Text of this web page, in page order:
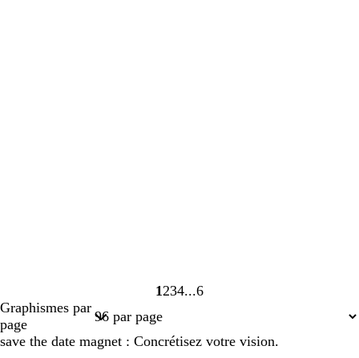
Page
1
1 Page
2 Page
3Page
4
Page
6
Graphismes par
page
save the date magnet : Concrétisez votre vision.